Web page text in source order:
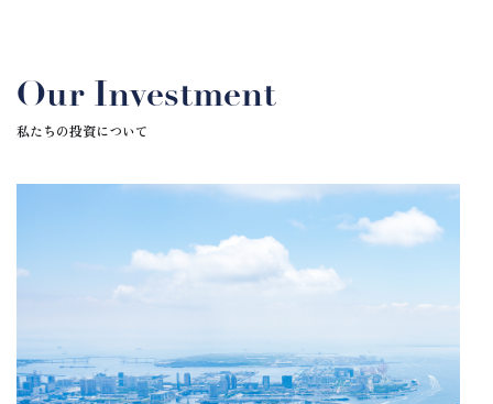
Our Investment
私たちの投資について